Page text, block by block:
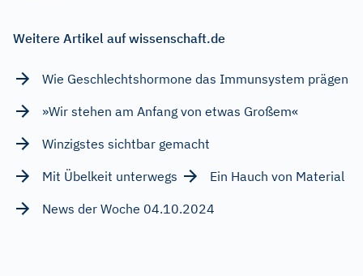
Weitere Artikel auf wissenschaft.de
Wie Geschlechtshormone das Immunsystem prägen
»Wir stehen am Anfang von etwas Großem«
Winzigstes sichtbar gemacht
Mit Übelkeit unterwegs
Ein Hauch von Material
News der Woche 04.10.2024